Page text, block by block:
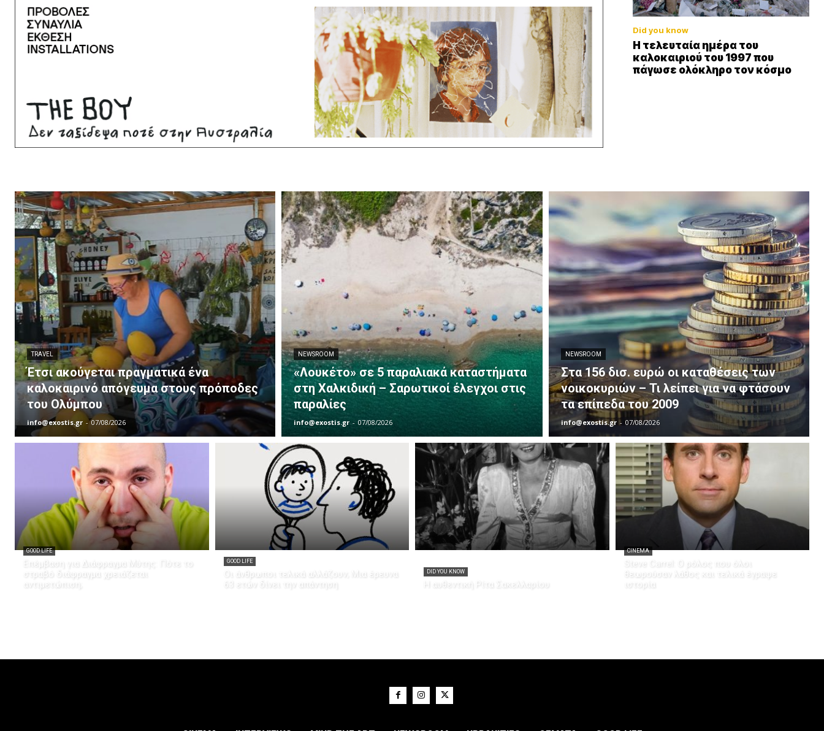
Did you know
Η τελευταία ημέρα του
καλοκαιριού του 1997 που
πάγωσε ολόκληρο τον κόσμο
TRAVEL
Έτσι ακούγεται πραγματικά ένα
καλοκαιρινό απόγευμα στους πρόποδες
του Ολύμπου
info@exostis.gr - 07/08/2026
NEWSROOM
«Λουκέτο» σε 5 παραλιακά καταστήματα
στη Χαλκιδική – Σαρωτικοί έλεγχοι στις
παραλίες
info@exostis.gr - 07/08/2026
NEWSROOM
Στα 156 δισ. ευρώ οι καταθέσεις των
νοικοκυριών – Τι λείπει για να φτάσουν
τα επίπεδα του 2009
info@exostis.gr - 07/08/2026
GOOD LIFE
Επέμβαση για Διάφραγμα Μύτης: Πότε το
στραβό διάφραγμα χρειάζεται
αντιμετώπιση;
GOOD LIFE
Οι άνθρωποι τελικά αλλάζουν; Μια έρευνα
63 ετών δίνει την απάντηση
DID YOU KNOW
Η αυθεντική Ρίτα Σακελλαρίου
CINEMA
Steve Carrel: Ο ρόλος που όλοι
θεωρούσαν λάθος και τελικά έγραψε